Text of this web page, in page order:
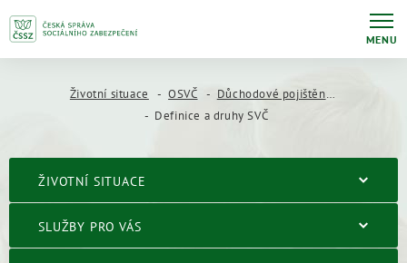
MENU
Životní situace OSVČ
Důchodové pojištění OSVČ
Definice a druhy SVČ
ŽIVOTNÍ SITUACE
SLUŽBY PRO VÁS